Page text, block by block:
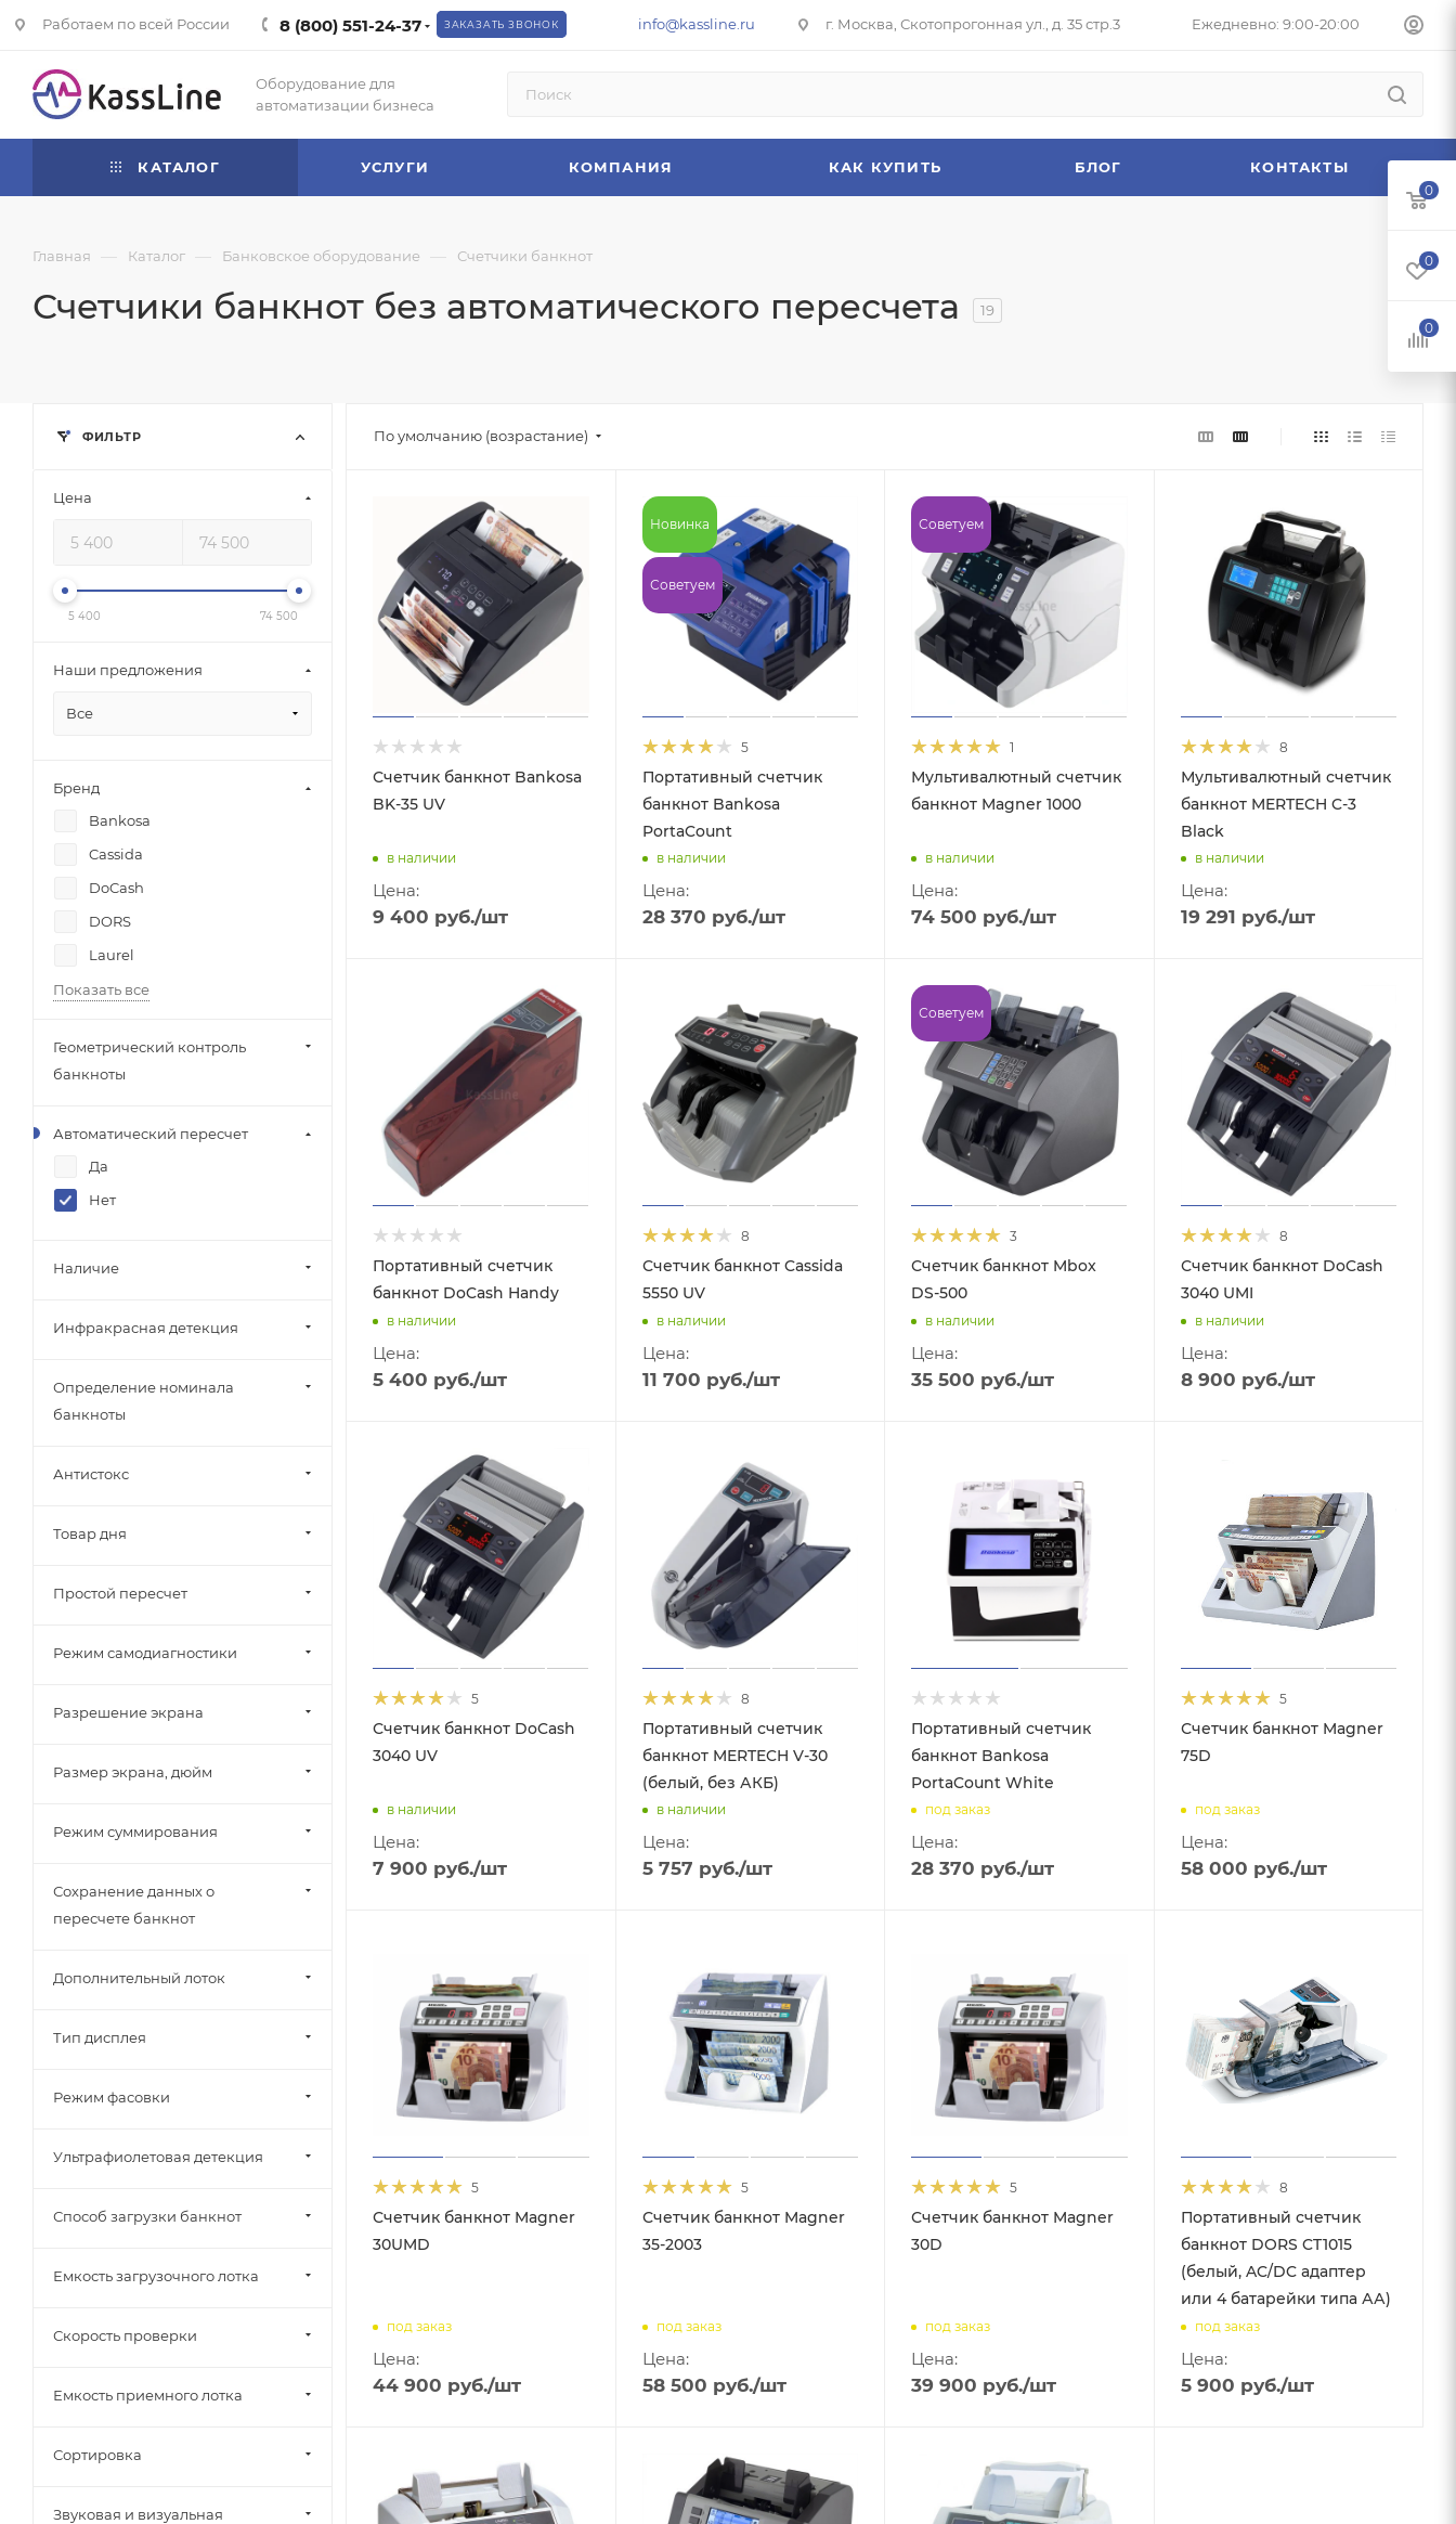
Работаем по всей России 8 (800) 551-24-37 ЗАКАЗАТЬ ЗВОНОК info@kassline.ru г. Москва, Скотопрогонная ул., д. 35 стр.3 Ежедневно: 9:00-20:00
Оборудование для
автоматизации бизнеса
КАТАЛОГ УСЛУГИ КОМПАНИЯ КАК КУПИТЬ БЛОГ КОНТАКТЫ
Главная — Каталог — Банковское оборудование — Счетчики банкнот
Счетчики банкнот без автоматического пересчета 19
По умолчанию (возрастание)
Счетчик банкнот Bankosa
BK-35 UV
в наличии
Цена:
9 400 руб./шт
Новинка
Советуем
5
Портативный счетчик
банкнот Bankosa
PortaCount
в наличии
Цена:
28 370 руб./шт
Советуем
1
Мультивалютный счетчик
банкнот Magner 1000
в наличии
Цена:
74 500 руб./шт
8
Мультивалютный счетчик
банкнот MERTECH C-3
Black
в наличии
Цена:
19 291 руб./шт
Портативный счетчик
банкнот DoCash Handy
в наличии
Цена:
5 400 руб./шт
8
Счетчик банкнот Cassida
5550 UV
в наличии
Цена:
11 700 руб./шт
Советуем
3
Счетчик банкнот Mbox
DS-500
в наличии
Цена:
35 500 руб./шт
8
Счетчик банкнот DoCash
3040 UMI
в наличии
Цена:
8 900 руб./шт
5
Счетчик банкнот DoCash
3040 UV
в наличии
Цена:
7 900 руб./шт
8
Портативный счетчик
банкнот MERTECH V-30
(белый, без АКБ)
в наличии
Цена:
5 757 руб./шт
Портативный счетчик
банкнот Bankosa
PortaCount White
под заказ
Цена:
28 370 руб./шт
5
Счетчик банкнот Magner
75D
под заказ
Цена:
58 000 руб./шт
5
Счетчик банкнот Magner
30UMD
под заказ
Цена:
44 900 руб./шт
5
Счетчик банкнот Magner
35-2003
под заказ
Цена:
58 500 руб./шт
5
Счетчик банкнот Magner
30D
под заказ
Цена:
39 900 руб./шт
8
Портативный счетчик
банкнот DORS CT1015
(белый, AC/DC адаптер
или 4 батарейки типа АА)
под заказ
Цена:
5 900 руб./шт
ФИЛЬТР
Цена
5 400 74 500
Наши предложения
Все
Бренд
Bankosa
Cassida
DoCash
DORS
Laurel
Показать все
Геометрический контроль
банкноты
Автоматический пересчет
Да
Нет
Наличие
Инфракрасная детекция
Определение номинала
банкноты
Антистокс
Товар дня
Простой пересчет
Режим самодиагностики
Разрешение экрана
Размер экрана, дюйм
Режим суммирования
Сохранение данных о
пересчете банкнот
Дополнительный лоток
Тип дисплея
Режим фасовки
Ультрафиолетовая детекция
Способ загрузки банкнот
Емкость загрузочного лотка
Скорость проверки
Емкость приемного лотка
Сортировка
Звуковая и визуальная
0
0
0